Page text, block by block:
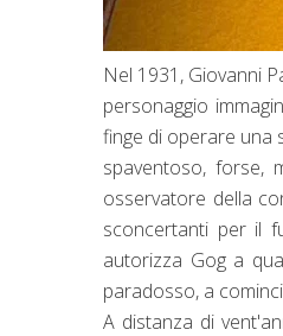
Nel 1931, Giovanni
personaggio
finge di operare una
spaventoso,
osservatore della
sconcertanti per il
autorizza Gog a
paradosso, a
A distanza di